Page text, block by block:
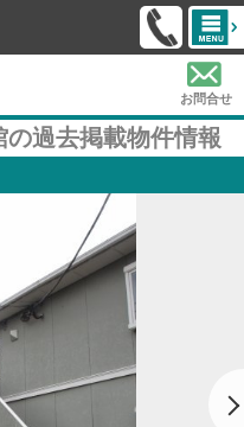
お問合せ
過去掲載物件情報